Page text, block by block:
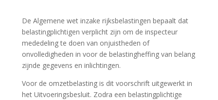
De Algemene wet inzake rijksbelastingen bepaalt dat
belastingplichtigen verplicht zijn om de inspecteur
mededeling te doen van onjuistheden of
onvolledigheden in voor de belastingheffing van belang
zijnde gegevens en inlichtingen.
Voor de omzetbelasting is dit voorschrift uitgewerkt in
het Uitvoeringsbesluit. Zodra een belastingplichtige